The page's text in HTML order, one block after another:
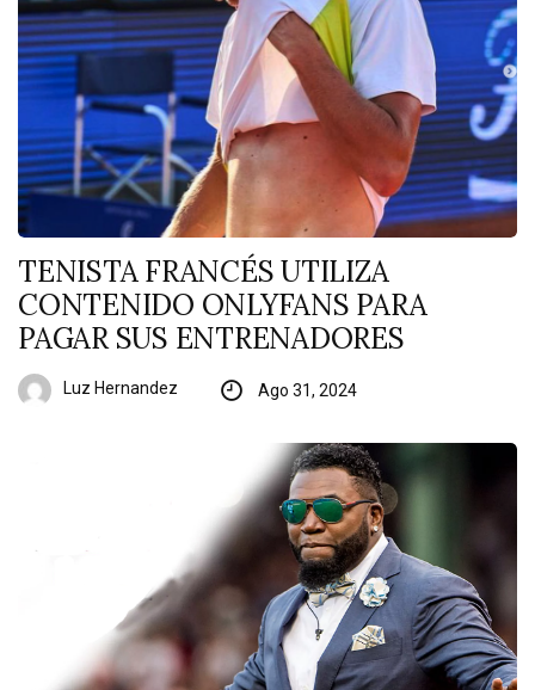
TENISTA FRANCÉS UTILIZA
CONTENIDO ONLYFANS PARA
PAGAR SUS ENTRENADORES
Luz Hernandez Ago 31, 2024